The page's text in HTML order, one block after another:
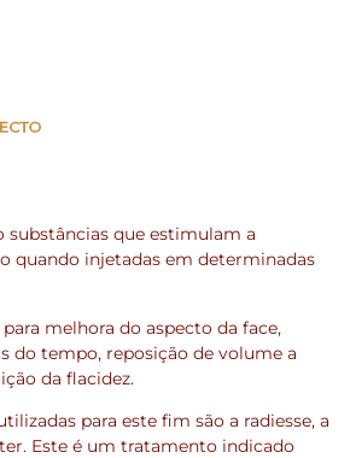
substâncias que estimulam a
quando injetadas em determinadas
melhora do aspecto da face,
do tempo, reposição de volume a
da flacidez.
para este fim são a radiesse, a
Este é um tratamento indicado